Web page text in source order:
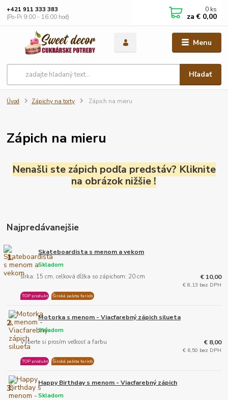
Menu
Hľadať
+421 911 333 383
(Po-Pi 9:00 - 16:00 hod)
0 ks
za € 0,00
Úvod Zápichy na torty Zápich na mieru
Zápich na mieru
Nenašli ste zápich podľa predstáv? Kliknite
na obrázok nižšie !
Najpredávanejšie
1. Skateboardista s menom a vekom
šírka: 15 cm, celková dĺžka so zápichom: 20 cm
Skladom
TOP produkt Široká paleta farieb
€ 10,00
€ 8,13 bez DPH
2. Motorka s menom - Viacfarebný zápich silueta
Vyberte si prosím veľkosť a farbu
Skladom
TOP produkt Široká paleta farieb
€ 8,00
€ 6,50 bez DPH
3. Happy Birthday s menom - Viacfarebný zápich
Skladom